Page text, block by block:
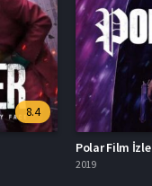
8.4
Polar Film İzle
2019